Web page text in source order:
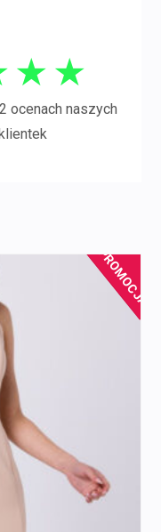
★ ★
ocenach naszych
klientek
PROMOCJA!